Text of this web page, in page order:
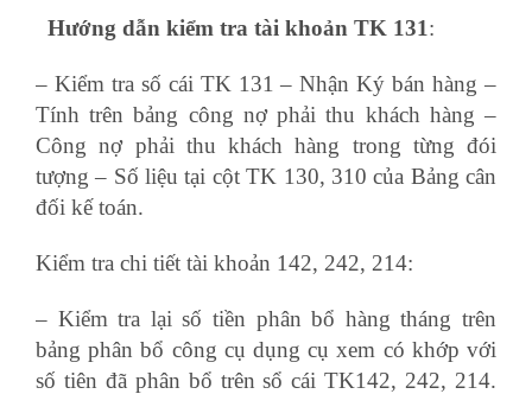
Hướng dẫn kiểm tra tài khoản TK 131:
– Kiểm tra số cái TK 131 – Nhận Ký bán hàng –
Tính trên bảng công nợ phải thu khách hàng –
Công nợ phải thu khách hàng trong từng đói
tượng – Số liệu tại cột TK 130, 310 của Bảng cân
đối kế toán.
Kiểm tra chi tiết tài khoản 142, 242, 214:
– Kiểm tra lại số tiền phân bổ hàng tháng trên
bảng phân bổ công cụ dụng cụ xem có khớp với
số tiên đã phân bổ trên sổ cái TK142, 242, 214.